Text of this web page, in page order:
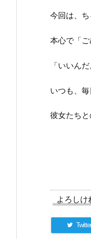
今回は、ち
本心で「ご
「いいん
いつも、
彼女たち
よろしけ
Twitter